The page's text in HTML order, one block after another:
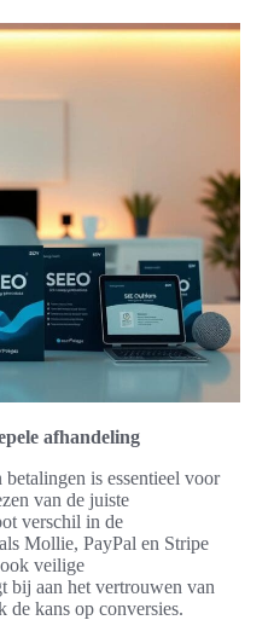
afhandeling
is essentieel voor
van de juiste
verschil in de
Mollie, PayPal en Stripe
veilige
bij aan het vertrouwen van
kans op conversies.